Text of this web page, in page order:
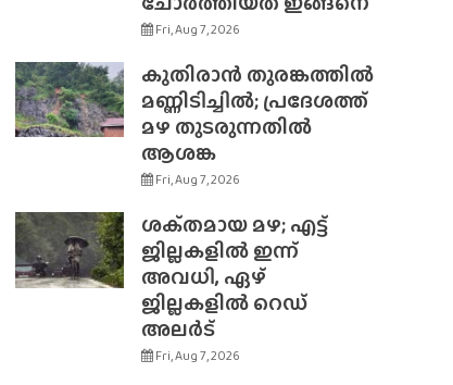
Fri, Aug 7, 2026
കുതിരാൻ തുരങ്കത്തിൽ
മണ്ണിടിച്ചിൽ; പ്രദേശത്ത്
മഴ തുടരുന്നതിൽ
ആശങ്ക
Fri, Aug 7, 2026
ശക്‌തമായ മഴ; എട്ട്
ജില്ലകളിൽ ഇന്ന്
അവധി, ഏഴ്
ജില്ലകളിൽ റെഡ്
അലർട്
Fri, Aug 7, 2026